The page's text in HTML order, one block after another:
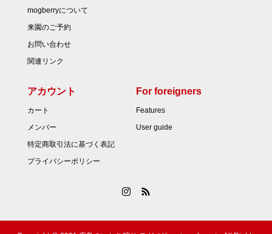
mogberryについて
来園のご予約
お問い合わせ
関連リンク
アカウント
カート
メンバー
特定商取引法に基づく表記
プライバシーポリシー
For foreigners
Features
User guide